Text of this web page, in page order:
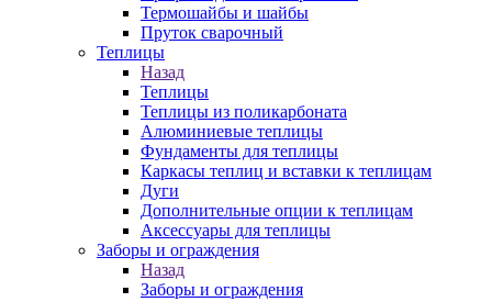
Термошайбы и шайбы
Пруток сварочный
Теплицы
Назад
Теплицы
Теплицы из поликарбоната
Алюминиевые теплицы
Фундаменты для теплицы
Каркасы теплиц и вставки к теплицам
Дуги
Дополнительные опции к теплицам
Аксессуары для теплицы
Заборы и ограждения
Назад
Заборы и ограждения